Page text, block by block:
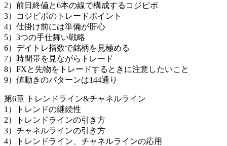
2）前日終値と6本の線で構成するコジピボ
3）コジピボのトレードポイント
4）仕掛け前には準備が肝心
5）3つの手仕舞い戦略
6）デイトレ指数で銘柄を見極める
7）時間帯を見ながらトレード
8）FXと先物をトレードするときに注意したいこと
9）値動きのパターンは144通り
第6章 トレンドライン&チャネルライン
1）トレンドの継続性
2）トレンドラインの引き方
3）チャネルラインの引き方
4）トレンドライン、チャネルラインの応用